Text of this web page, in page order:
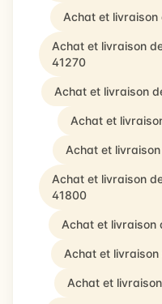
Achat et livraison
Achat et livraison
41270
Achat et livraison
Achat et
Achat et
Achat et livraison
41800
Achat et livraison
Achat et livraison
Achat et